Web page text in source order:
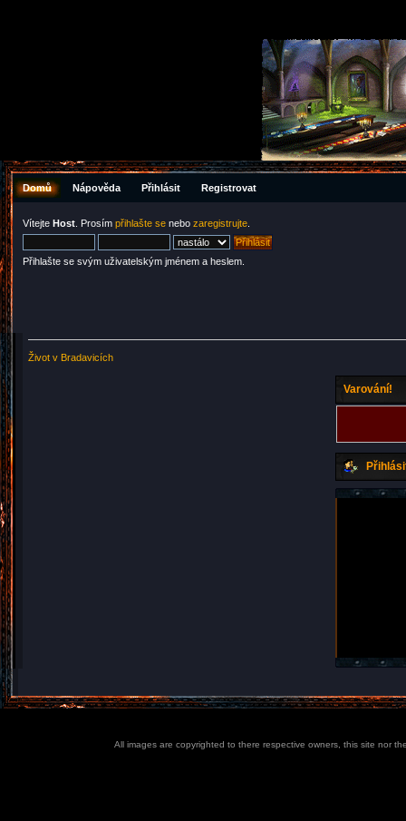
Domů Nápověda Přihlásit Registrovat
Vítejte Host . Prosím přihlašte se nebo zaregistrujte
Přihlašte se svým uživatelským jménem a heslem.
Život v Bradavicích
Varování!
All images are copyrighted to there respective owners, this site nor